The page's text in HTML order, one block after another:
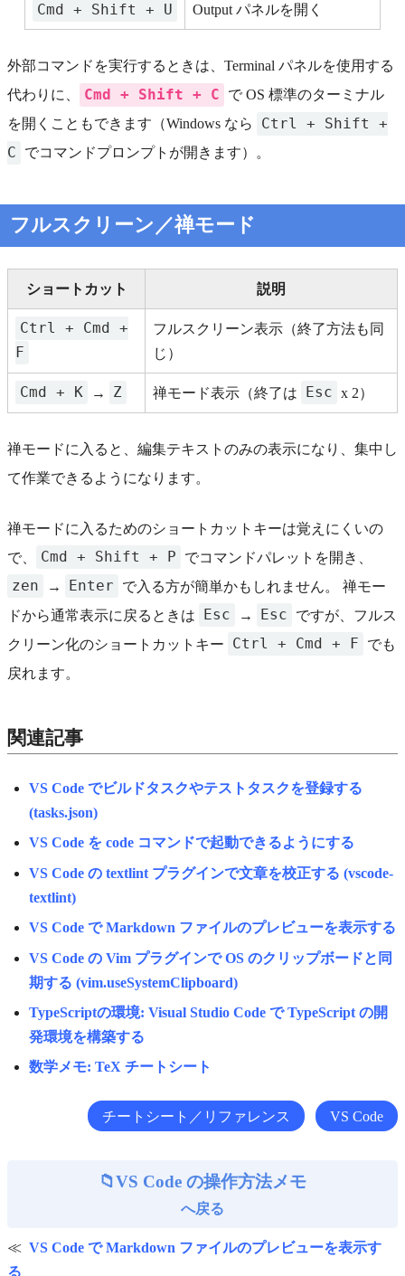
Cmd + Shift + U Output パネルを開く
外部コマンドを実行するときは、Terminal パネルを使用する
代わりに、
Cmd + Shift + C
で OS 標準のターミナル
を開くこともできます（Windows なら
Ctrl + Shift +
C
でコマンドプロンプトが開きます）。
フルスクリーン／禅モード
ショートカット 説明
Ctrl + Cmd +
F
フルスクリーン表示（終了方法も同
じ）
Cmd + K → Z 禅モード表示（終了は Esc x 2）
禅モードに入ると、編集テキストのみの表示になり、集中し
て作業できるようになります。
禅モードに入るためのショートカットキーは覚えにくいの
で、
Cmd + Shift + P でコマンドパレットを開き、
zen → Enter
で入る方が簡単かもしれません。 禅モー
ドから通常表示に戻るときは
Esc → Esc
ですが、フルス
クリーン化のショートカットキー
Ctrl + Cmd + F
でも
戻れます。
関連記事
VS Code でビルドタスクやテストタスクを登録する
(tasks.json)
VS Code を code コマンドで起動できるようにする
VS Code の textlint プラグインで文章を校正する (vscode-
textlint)
VS Code で Markdown ファイルのプレビューを表示する
VS Code の Vim プラグインで OS のクリップボードと同
期する (vim.useSystemClipboard)
TypeScriptの環境: Visual Studio Code で TypeScript の開
発環境を構築する
数学メモ: TeX チートシート
チートシート／リファレンス VS Code
VS Code の操作方法メモ
へ戻る
VS Code で Markdown ファイルのプレビューを表示す
る